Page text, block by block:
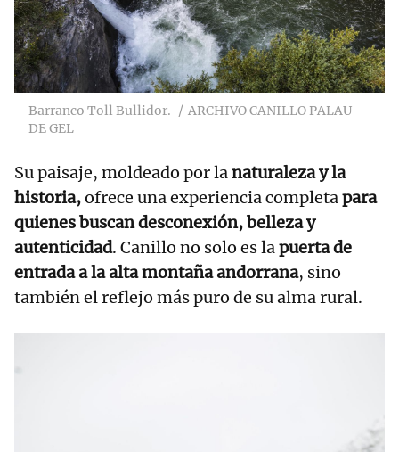
Barranco Toll Bullidor.
ARCHIVO CANILLO PALAU
DE GEL
Su paisaje, moldeado por lanaturaleza y la
historia,ofrece una experiencia completapara
quienes buscan desconexión, belleza y
autenticidad. Canillo no solo es lapuerta de
entrada a la alta montaña andorrana, sino
también el reflejo más puro de su alma rural.